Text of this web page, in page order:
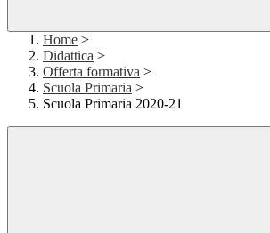
Home >
Didattica >
Offerta formativa >
Scuola Primaria >
Scuola Primaria 2020-21